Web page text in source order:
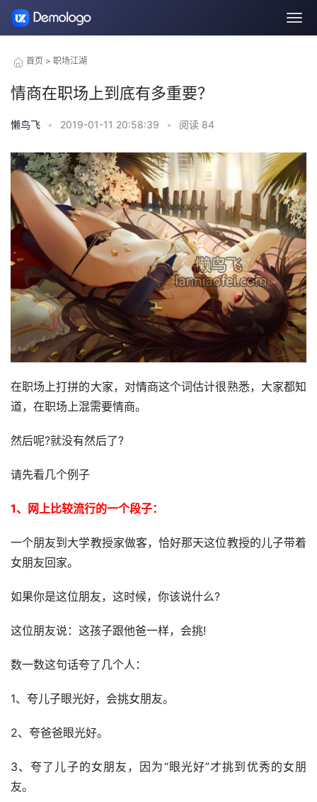
首页 > 职场江湖
情商在职场上到底有多重要？
懒鸟飞 • 2019-01-11 20:58:39 • 阅读 84
在职场上打拼的大家，对情商这个词估计很熟悉，大家都知
道，在职场上混需要情商。
然后呢?就没有然后了?
请先看几个例子
1、网上比较流行的一个段子：
一个朋友到大学教授家做客，恰好那天这位教授的儿子带着
女朋友回家。
如果你是这位朋友，这时候，你该说什么?
这位朋友说：这孩子跟他爸一样，会挑!
数一数这句话夸了几个人：
1、夸儿子眼光好，会挑女朋友。
2、夸爸爸眼光好。
3、夸了儿子的女朋友，因为“眼光好”才挑到优秀的女朋
友。